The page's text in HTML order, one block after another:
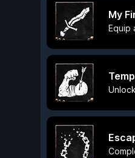
My
Equip